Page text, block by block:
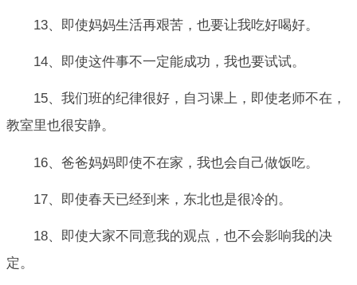
13、即使妈妈生活再艰苦，也要让我吃好喝好。
14、即使这件事不一定能成功，我也要试试。
15、我们班的纪律很好，自习课上，即使老师不在，
教室里也很安静。
16、爸爸妈妈即使不在家，我也会自己做饭吃。
17、即使春天已经到来，东北也是很冷的。
18、即使大家不同意我的观点，也不会影响我的决
定。